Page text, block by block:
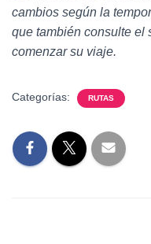
cambios según la
que también consulte el
comenzar su viaje.
Categorías: RUTAS